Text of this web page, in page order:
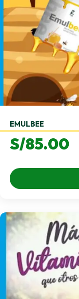
EMULBEE
S/85.00